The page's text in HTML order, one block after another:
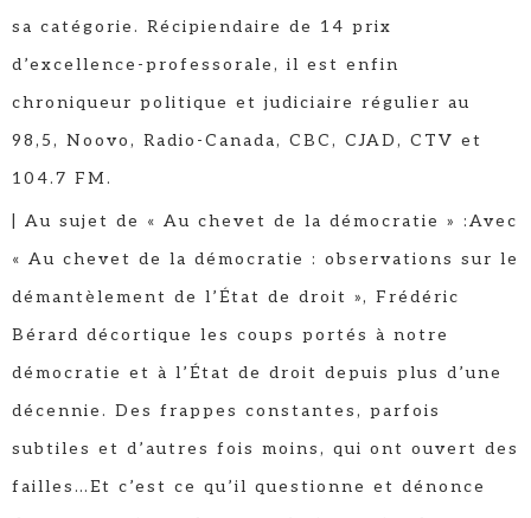
sa catégorie. Récipiendaire de 14 prix
d’excellence-professorale, il est enfin
chroniqueur politique et judiciaire régulier au
98,5, Noovo, Radio-Canada, CBC, CJAD, CTV et
104.7 FM.
| Au sujet de « Au chevet de la démocratie » :Avec
« Au chevet de la démocratie : observations sur le
démantèlement de l’État de droit », Frédéric
Bérard décortique les coups portés à notre
démocratie et à l’État de droit depuis plus d’une
décennie. Des frappes constantes, parfois
subtiles et d’autres fois moins, qui ont ouvert des
failles…Et c’est ce qu’il questionne et dénonce